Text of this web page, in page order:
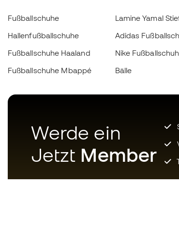
Fußballschuhe
Hallenfußballschuhe
Fußballschuhe Haaland
Fußballschuhe Mbappé
Lamine Yamal
Adidas
Nike
Bälle
Werde ein
Jetzt Member